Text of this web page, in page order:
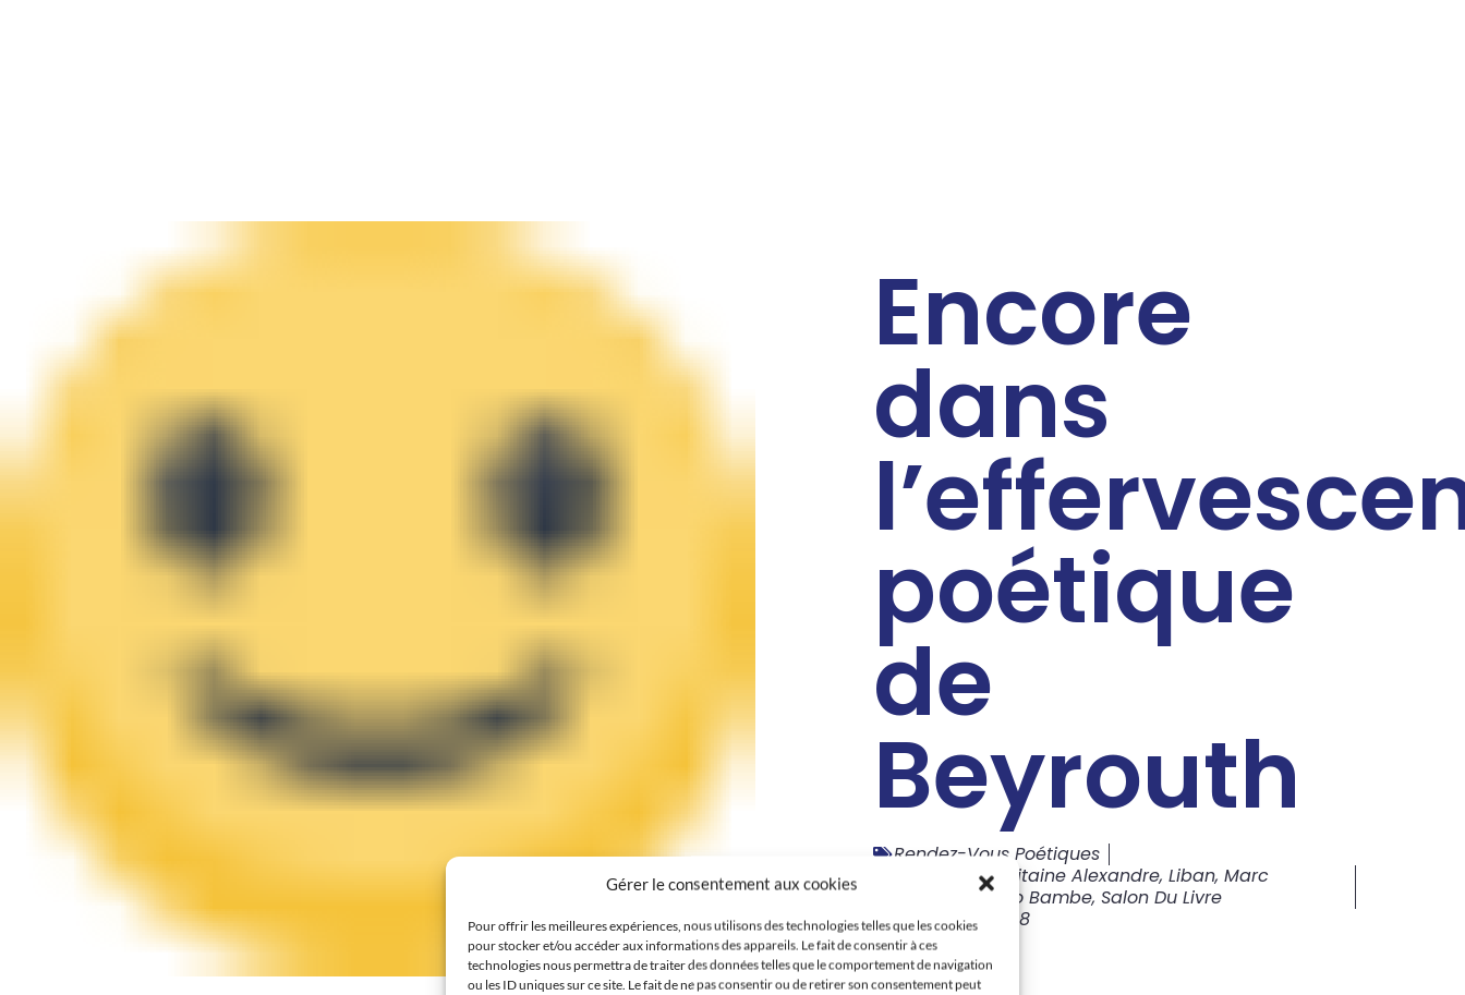
Gérer le consentement aux cookies
Pour offrir les meilleures expériences, nous utilisons des technologies telles que les cookies
pour stocker et/ou accéder aux informations des appareils. Le fait de consentir à ces
technologies nous permettra de traiter des données telles que le comportement de navigation
ou les ID uniques sur ce site. Le fait de ne pas consentir ou de retirer son consentement peut
Encore
dans
poétique
de
Beyrouth
Rendez-Vous Poétiques
,Capitaine Alexandre,Liban,Marc
Alexandre Oho Bambe,Salon Du Livre
Novembre 12, 2018